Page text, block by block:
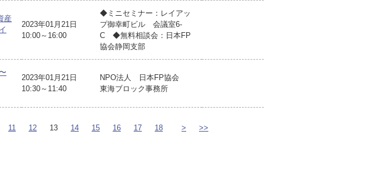
産
2023年01月21日
10:00～16:00
◆ミニセミナー：レイアッ
プ御幸町ビル 会議室6-
C ◆無料相談会：日本FP
協会静岡支部
2023年01月21日
10:30～11:40
NPO法人 日本FP協会
東海ブロック事務所
11 12 13 14 15 16 17 18 > >>